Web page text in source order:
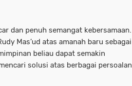
dan penuh semangat kebersamaan.
Mas’ud atas amanah baru sebagai
beliau dapat semakin
solusi atas berbagai persoalan